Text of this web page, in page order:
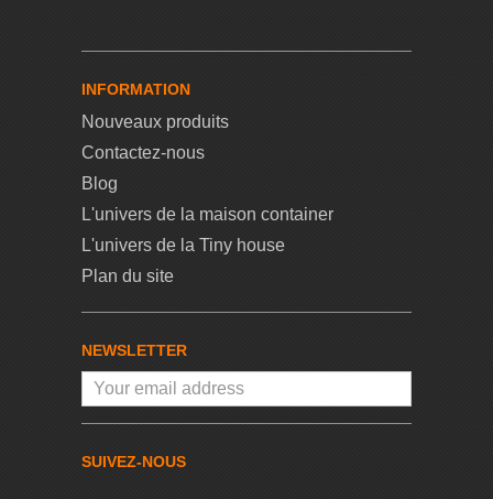
INFORMATION
Nouveaux produits
Contactez-nous
Blog
L'univers de la maison container
L'univers de la Tiny house
Plan du site
NEWSLETTER
SUIVEZ-NOUS